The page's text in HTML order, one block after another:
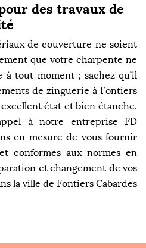
des travaux de
de couverture ne soient
que votre charpente ne
à tout moment ; sachez qu’il
de zinguerie à Fontiers
excellent état et bien étanche.
à notre entreprise FD
en mesure de vous fournir
conformes aux normes en
et changement de vos
la ville de Fontiers Cabardes